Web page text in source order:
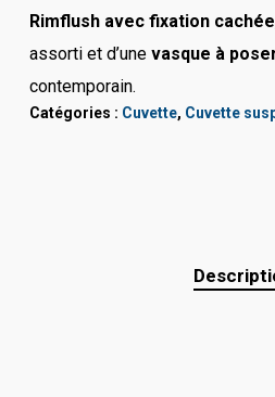
Rimflush avec fixation cachée
assorti et d’une vasque à
contemporain.
Catégories : Cuvette, Cuvette